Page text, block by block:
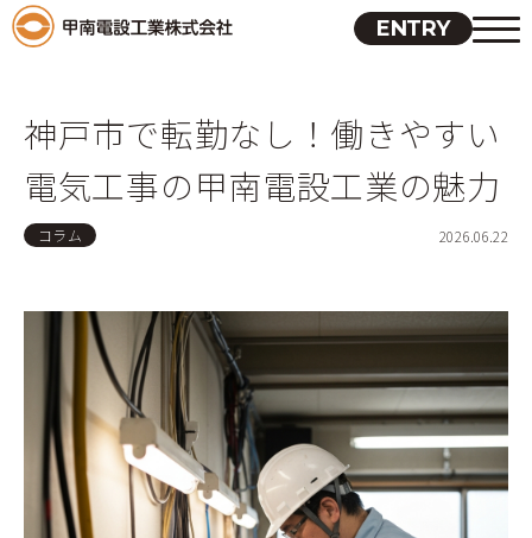
ENTRY
神戸市で転勤なし！働きやすい
電気工事の甲南電設工業の魅力
コラム 2026.06.22